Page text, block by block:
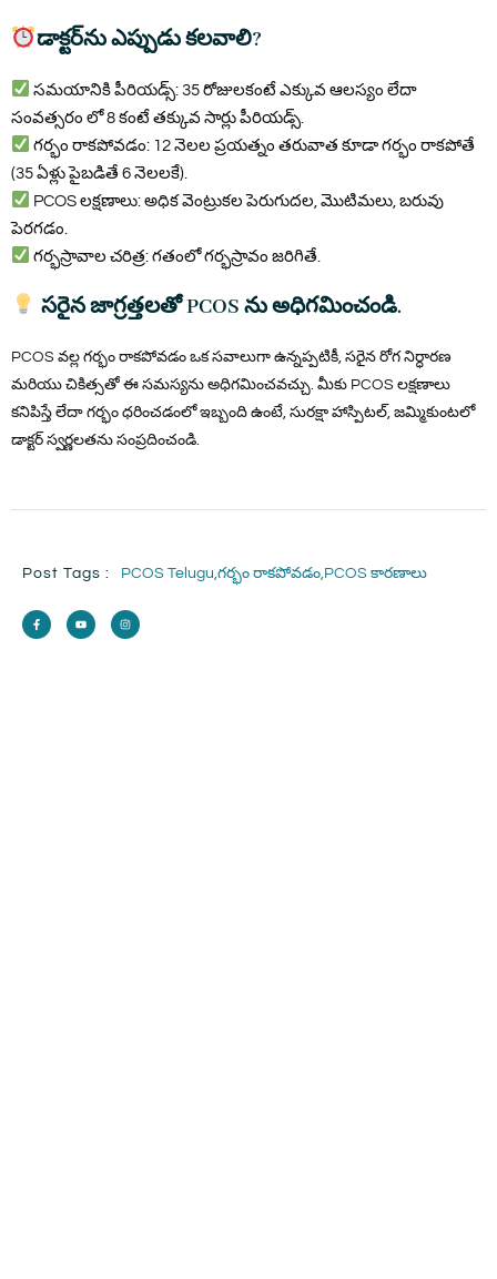
డాక్టర్‌ను ఎప్పుడు కలవాలి?
సమయానికి పీరియడ్స్: 35 రోజులకంటే ఎక్కువ ఆలస్యం లేదా
సంవత్సరం లో 8 కంటే తక్కువ సార్లు పీరియడ్స్.
గర్భం రాకపోవడం: 12 నెలల ప్రయత్నం తరువాత కూడా గర్భం రాకపోతే
(35 ఏళ్లు పైబడితే 6 నెలలకే).
PCOS లక్షణాలు: అధిక వెంట్రుకల పెరుగుదల, మొటిమలు, బరువు
పెరగడం.
గర్భస్రావాల చరిత్ర: గతంలో గర్భస్రావం జరిగితే.
సరైన జాగ్రత్తలతో PCOS ను అధిగమించండి.
PCOS వల్ల గర్భం రాకపోవడం ఒక సవాలుగా ఉన్నప్పటికీ, సరైన రోగ నిర్ధారణ
మరియు చికిత్సతో ఈ సమస్యను అధిగమించవచ్చు. మీకు PCOS లక్షణాలు
కనిపిస్తే లేదా గర్భం ధరించడంలో ఇబ్బంది ఉంటే, సురక్షా హాస్పిటల్, జమ్మికుంటలో
డాక్టర్ స్వర్ణలతను సంప్రదించండి.
Post Tags : PCOS Telugu,గర్భం రాకపోవడం,PCOS కారణాలు